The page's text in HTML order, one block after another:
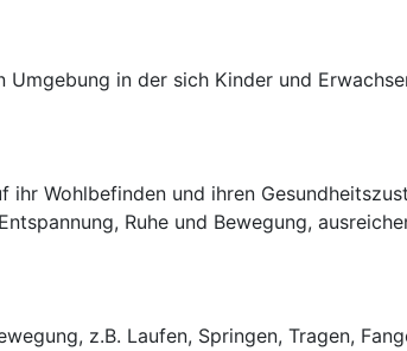
in der sich Kinder und
ihr Wohlbefinden und ihren
Ruhe und Bewegung,
z.B. Laufen, Springen, Tragen,